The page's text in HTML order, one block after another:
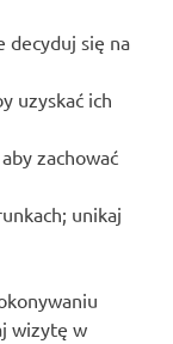
decyduj się na
uzyskać ich
zachować
unikaj
wizytę w